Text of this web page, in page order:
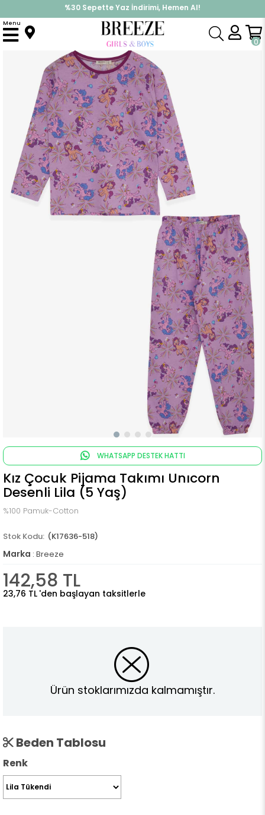
%30 Sepette Yaz İndirimi, Hemen Al!
İndirimlere ek %10 İndirimi Kap, Hemen Üye Ol!
0
Menu
Anasayfa Pijama & İç Giyim KIZ Pijama Takımları Kız Çocuk Pijama Takımı Unıcorn Desenli Lila (5 Yaş)
WHATSAPP DESTEK HATTI
Kız Çocuk Pijama Takımı Unıcorn
Desenli Lila (5 Yaş)
%100 Pamuk-Cotton
(K17636-518)
Marka : Breeze
142,58 TL
23,76 TL 'den başlayan taksitlerle
Ürün stoklarımızda kalmamıştır.
Beden Tablosu
Renk